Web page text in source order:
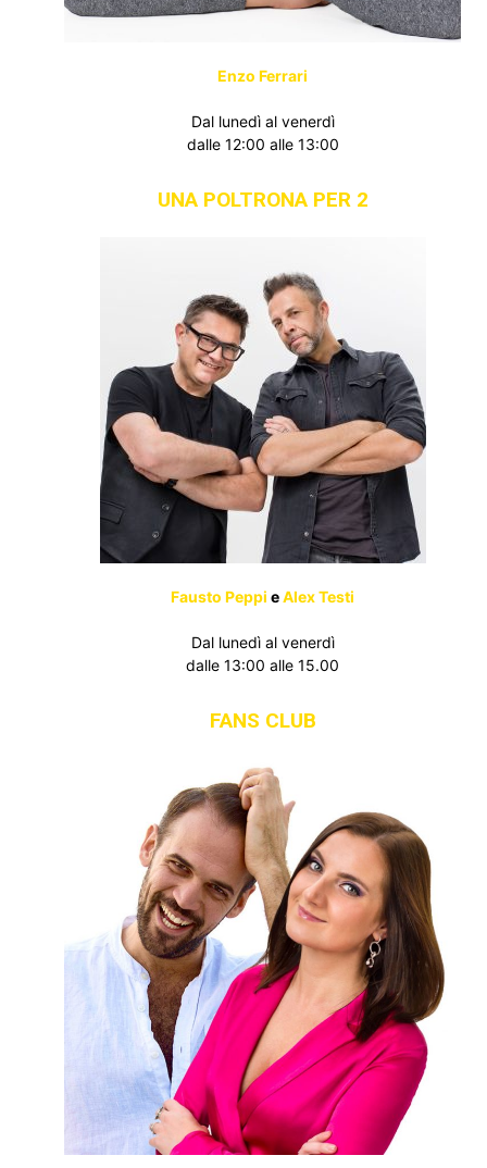
Enzo Ferrari
Dal lunedì al venerdì
dalle 12:00 alle 13:00
UNA POLTRONA PER 2
Fausto Peppi eAlex Testi
Dal lunedì al venerdì
dalle 13:00 alle 15.00
FANS CLUB